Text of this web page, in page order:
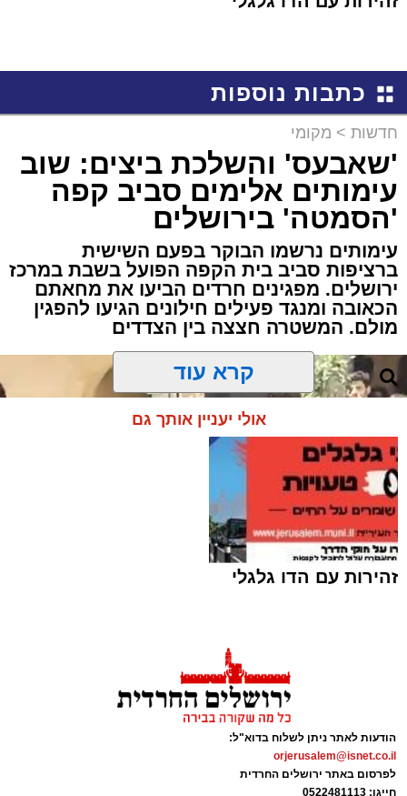
כתבות נוספות
חדשות > מקומי
'שאבעס' והשלכת ביצים: שוב
עימותים אלימים סביב קפה
'הסמטה' בירושלים
עימותים נרשמו הבוקר בפעם השישית
ברציפות סביב בית הקפה הפועל בשבת במרכז
ירושלים. מפגינים חרדים הביעו את מחאתם
הכאובה ומנגד פעילים חילונים הגיעו להפגין
מולם. המשטרה חצצה בין הצדדים
המחאה ליד בית הקפה | שימוש לפי סעיף 27א
מערכת האתר / 00:06 09.08.26
קרא עוד
אולי יעניין אותך גם
זהירות עם הדו גלגלי
הודעות לאתר ניתן לשלוח בדוא"ל:
orjerusalem@isnet.co.il
לפרסום באתר ירושלים החרדית
חייגו: 0522481113